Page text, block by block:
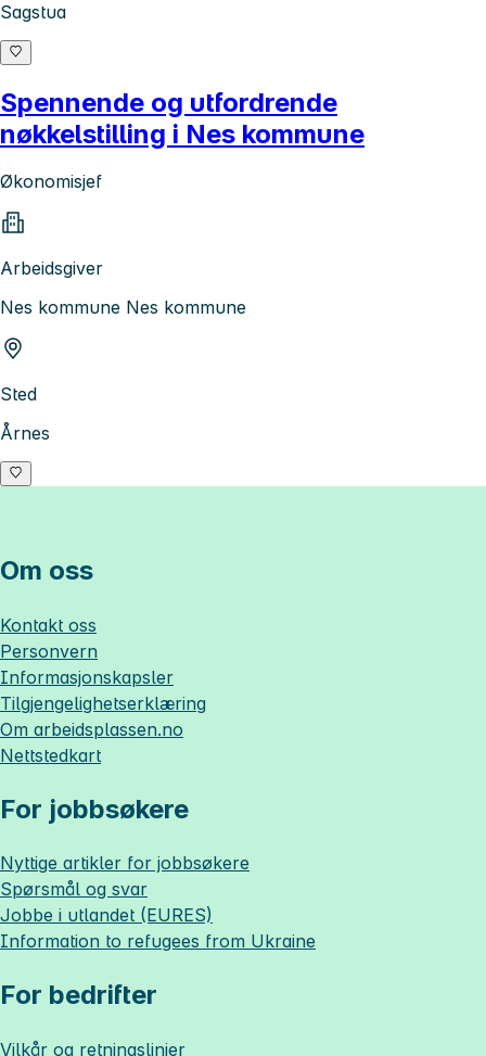
Sagstua
Spennende og utfordrende
nøkkelstilling i Nes kommune
Økonomisjef
Arbeidsgiver
Nes kommune Nes kommune
Sted
Årnes
Om oss
Kontakt oss
Personvern
Informasjonskapsler
Tilgjengelighetserklæring
Om arbeidsplassen.no
Nettstedkart
For jobbsøkere
Nyttige artikler for jobbsøkere
Spørsmål og svar
Jobbe i utlandet (EURES)
Information to refugees from Ukraine
For bedrifter
Vilkår og retningslinjer